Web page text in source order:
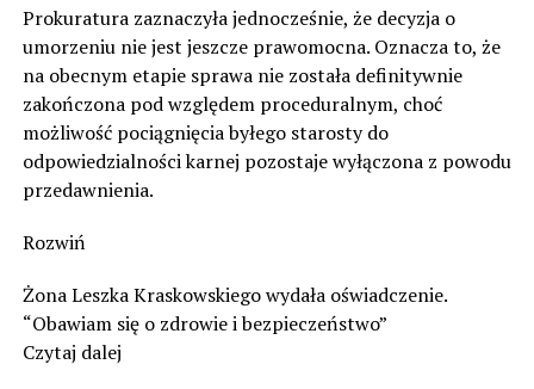
Prokuratura zaznaczyła jednocześnie, że decyzja o
umorzeniu nie jest jeszcze prawomocna. Oznacza to, że
na obecnym etapie sprawa nie została definitywnie
zakończona pod względem proceduralnym, choć
możliwość pociągnięcia byłego starosty do
odpowiedzialności karnej pozostaje wyłączona z powodu
przedawnienia.
Rozwiń
Żona Leszka Kraskowskiego wydała oświadczenie.
“Obawiam się o zdrowie i bezpieczeństwo”
Czytaj dalej